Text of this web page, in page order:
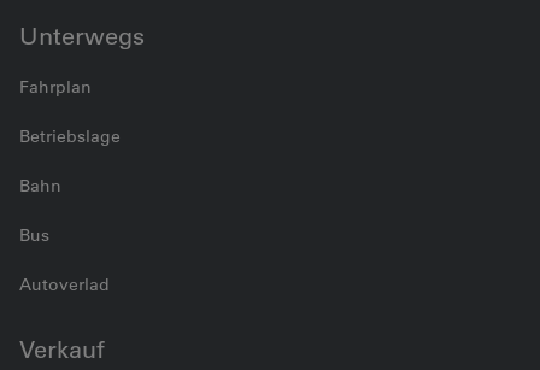
Unterwegs
Fahrplan
Betriebslage
Bahn
Bus
Autoverlad
Verkauf